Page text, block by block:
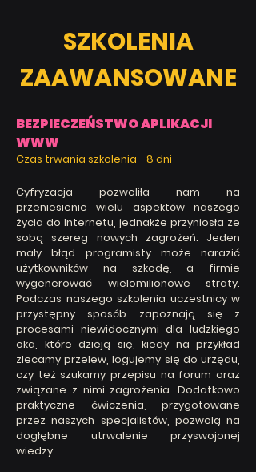
SZKOLENIA
ZAAWANSOWANE
BEZPIECZEŃSTWO APLIKACJI
WWW
Czas trwania szkolenia - 8 dni
Cyfryzacja pozwoliła nam na
przeniesienie wielu aspektów naszego
życia do Internetu, jednakże przyniosła ze
sobą szereg nowych zagrożeń. Jeden
mały błąd programisty może narazić
użytkowników na szkodę, a firmie
wygenerować wielomilionowe straty.
Podczas naszego szkolenia uczestnicy w
przystępny sposób zapoznają się z
procesami niewidocznymi dla ludzkiego
oka, które dzieją się, kiedy na przykład
zlecamy przelew, logujemy się do urzędu,
czy też szukamy przepisu na forum oraz
związane z nimi zagrożenia. Dodatkowo
praktyczne ćwiczenia, przygotowane
przez naszych specjalistów, pozwolą na
dogłębne utrwalenie przyswojonej
wiedzy.